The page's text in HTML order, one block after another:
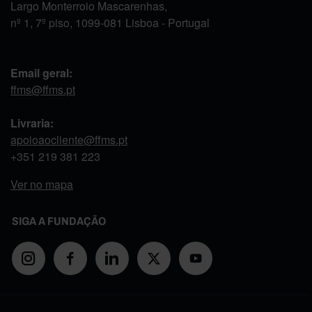
Largo Monterroio Mascarenhas,
nº 1, 7º piso, 1099-081 Lisboa - Portugal
Email geral:
ffms@ffms.pt
Livraria:
apoioaocliente@ffms.pt
+351 219 381 223
Ver no mapa
SIGA A FUNDAÇÃO